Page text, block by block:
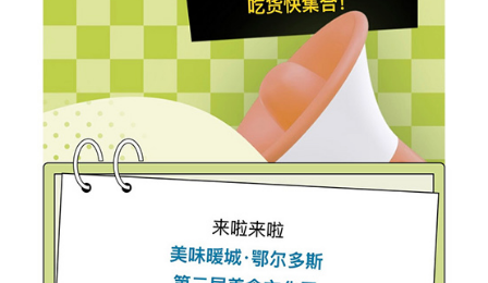
城市 旅游 能源 会展
时尚
公益 一带一路 亚太网 上市公司
文化产业
地方频道